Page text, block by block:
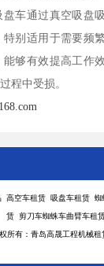
车通过真空吸盘
别适用于需要频
够有效提高工作
程中受损。
高空车租赁 吸盘车租赁
赁 剪刀车蜘蛛车曲臂车租
所有：青岛高晟工程机械租